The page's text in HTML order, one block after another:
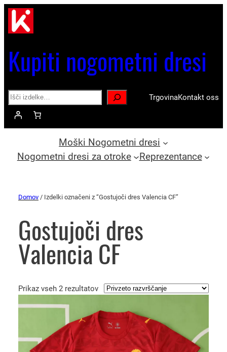
Kupiti nogometni dresi
Search TrgovinaKontakt oss
Moški Nogometni dresi
Nogometni dresi za otroke
Reprezentance
Domov / Izdelki označeni z “Gostujoči dres Valencia CF”
Gostujoči dres
Valencia CF
Prikaz vseh 2 rezultatov